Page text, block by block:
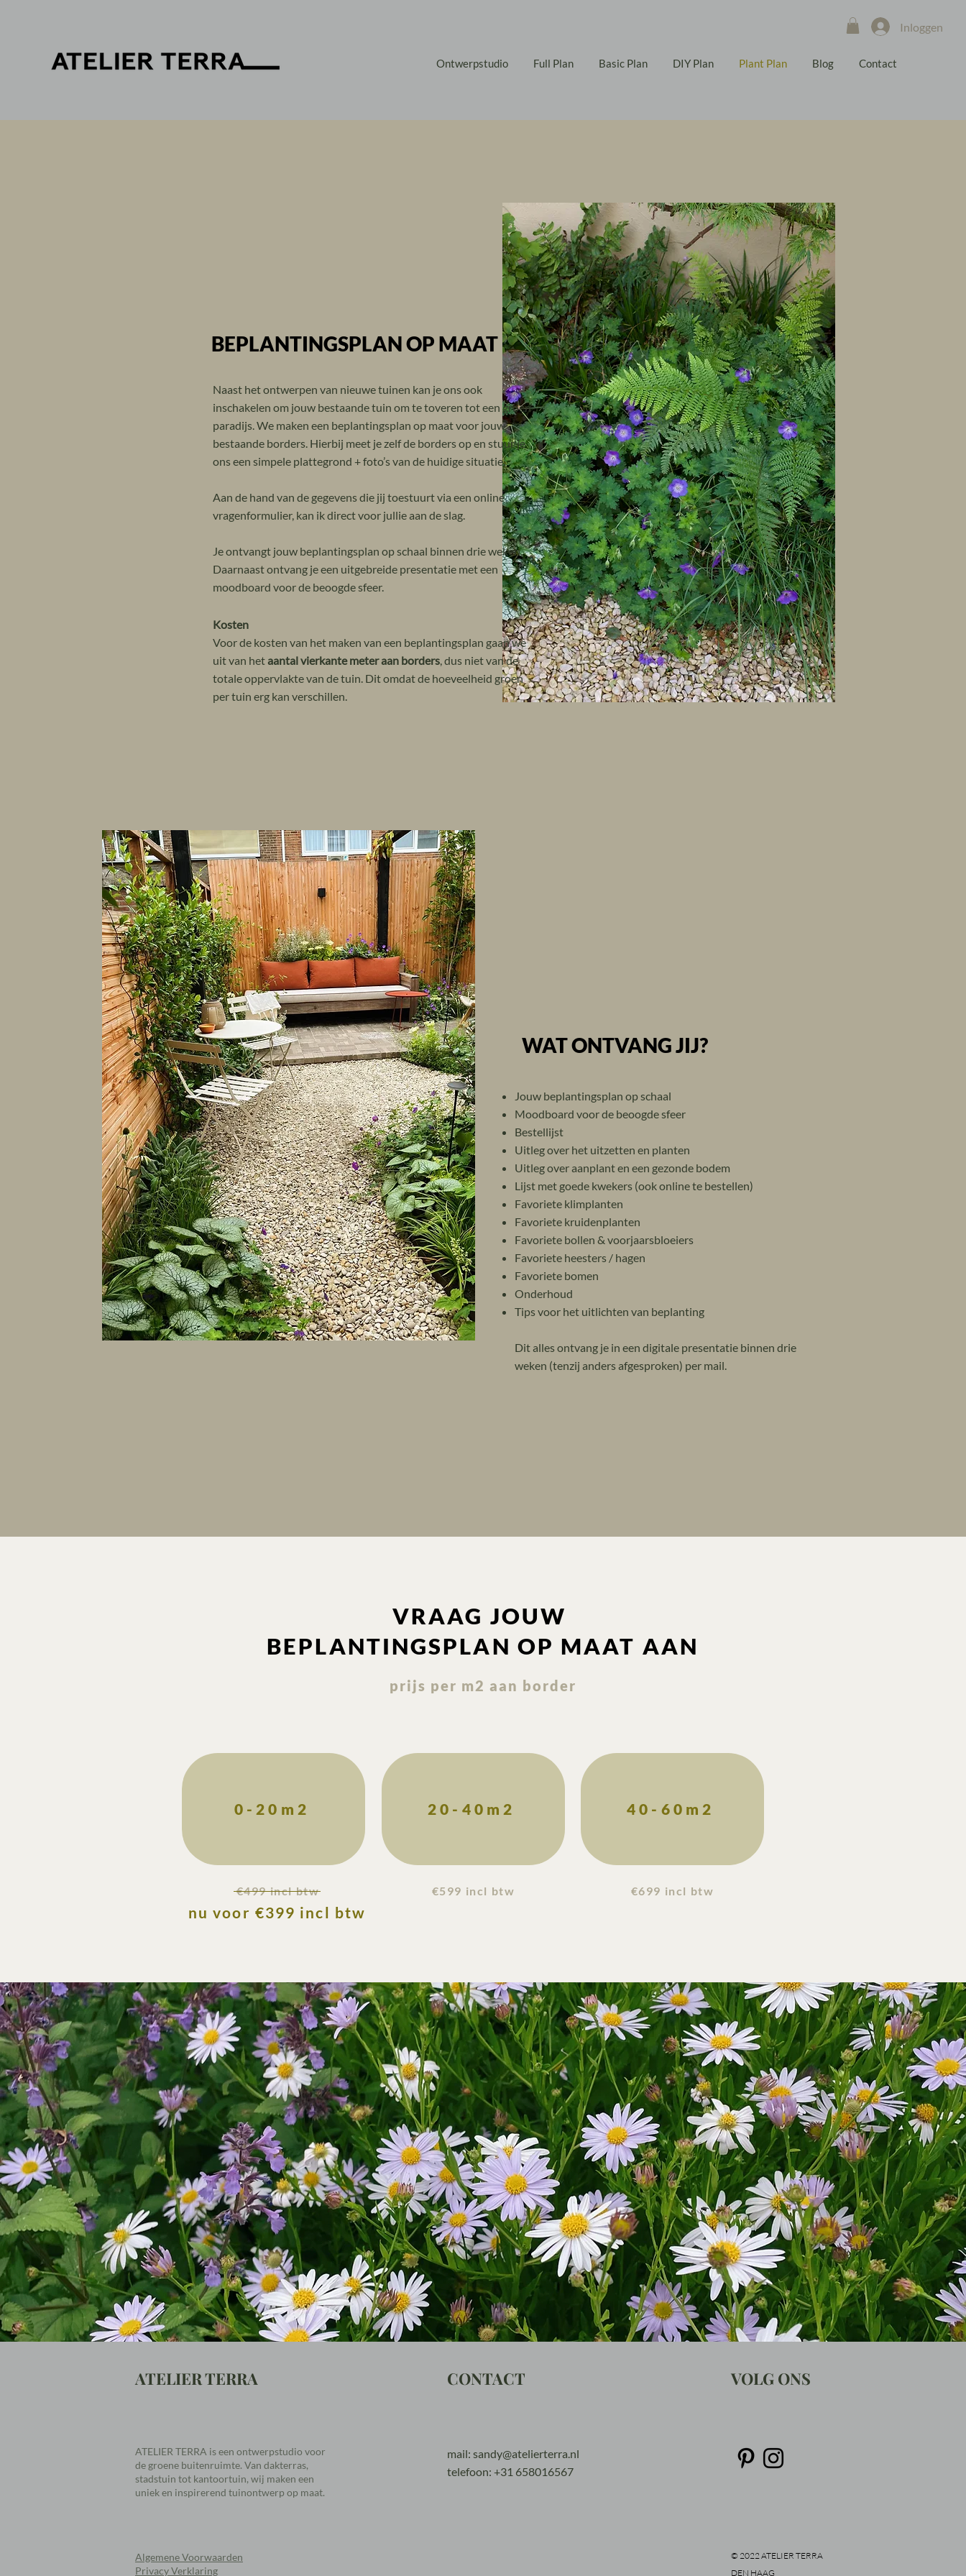
Inloggen
Ontwerpstudio Full Plan Basic Plan DIY Plan Plant Plan Blog Contact
BEPLANTINGSPLAN OP MAAT
Kosten
Voor de kosten van het maken van een beplantingsplan gaan we
uit van hetaantal vierkante meter aan borders , dus niet van de
totale oppervlakte van de tuin. Dit omdat de hoeveelheid groen
per tuin erg kan verschillen.
Naast het ontwerpen van nieuwe tuinen kan je ons ook
inschakelen om jouw bestaande tuin om te toveren tot een groen
paradijs. We maken een beplantingsplan op maat voor jouw
bestaande borders. Hierbij meet je zelf de borders op en stuur je
ons een simpele plattegrond + foto’s van de huidige situatie.
Aan de hand van de gegevens die jij toestuurt via een online
vragenformulier, kan ik direct voor jullie aan de slag.
Je ontvangt jouw beplantingsplan op schaal binnen drie weken.
Daarnaast ontvang je een uitgebreide presentatie met een
moodboard voor de beoogde sfeer.
WAT ONTVANG JIJ?
Jouw beplantingsplan op schaal
Moodboard voor de beoogde sfeer
Bestellijst
Uitleg over het uitzetten en planten
Uitleg over aanplant en een gezonde bodem
Lijst met goede kwekers (ook online te bestellen)
Favoriete klimplanten
Favoriete kruidenplanten
Favoriete bollen & voorjaarsbloeiers
Favoriete heesters / hagen
Favoriete bomen
Onderhoud
Tips voor het uitlichten van beplanting
Dit alles ontvang je in een digitale presentatie binnen drie
weken (tenzij anders afgesproken) per mail.
VRAAG JOUW
BEPLANTINGSPLAN OP MAAT AAN
prijs per m2 aan border
0-20m2
nu voor €399 incl btw
€499 incl btw
20-40m2
€599 incl btw
40-60m2
€699 incl btw
ATELIER TERRA​
ATELIER TERRA is een ontwerpstudio voor
de groene buitenruimte. Van dakterras,
stadstuin tot kantoortuin, wij maken een
uniek en inspirerend tuinontwerp op maat.
CONTACT​
mail: sandy@atelierterra.nl
telefoon: +31 658016567
Algemene Voorwaarden
Privacy Verklaring
VOLG ONS
© 2022 ATELIER TERRA
DEN HAAG